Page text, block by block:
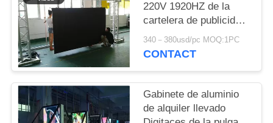
220V 1920HZ de la
cartelera de publicidad
de P3.91 4,81 LED
500*1000m m
340－380usd/pc MOQ:1PC
CONTACT
Gabinete de aluminio
de alquiler llevado